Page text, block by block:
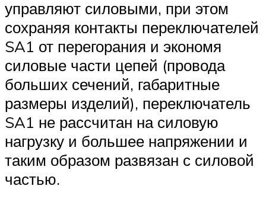
управляют силовыми, при этом
сохраняя контакты переключателей
SA1 от перегорания и экономя
силовые части цепей (провода
больших сечений, габаритные
размеры изделий), переключатель
SA1 не рассчитан на силовую
нагрузку и большее напряжении и
таким образом развязан с силовой
частью.